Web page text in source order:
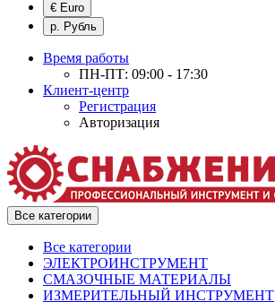
€ Euro
р. Рубль
Время работы
ПН-ПТ: 09:00 - 17:30
Клиент-центр
Регистрация
Авторизация
Все категории
Все категории
ЭЛЕКТРОИНСТРУМЕНТ
СМАЗОЧНЫЕ МАТЕРИАЛЫ
ИЗМЕРИТЕЛЬНЫЙ ИНСТРУМЕНТ